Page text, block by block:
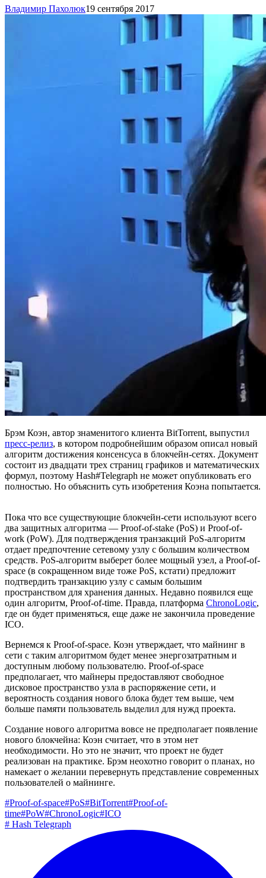
Владимир Пахолюк19 сентября 2017
Брэм Коэн, автор знаменитого клиента BitTorrent, выпустил
пресс-релиз, в котором подробнейшим образом описал новый
алгоритм достижения консенсуса в блокчейн-сетях. Документ
состоит из двадцати трех страниц графиков и математических
формул, поэтому Hash#Telegraph не может опубликовать его
полностью. Но объяснить суть изобретения Коэна попытается.
Пока что все существующие блокчейн-сети используют всего
два защитных алгоритма — Proof-of-stake (PoS) и Proof-of-
work (PoW). Для подтверждения транзакций PoS-алгоритм
отдает предпочтение сетевому узлу с большим количеством
средств. PoS-алгоритм выберет более мощный узел, а Proof-of-
space (в сокращенном виде тоже PoS, кстати) предложит
подтвердить транзакцию узлу с самым большим
пространством для хранения данных. Недавно появился еще
один алгоритм, Proof-of-time. Правда, платформа ChronoLogic,
где он будет применяться, еще даже не закончила проведение
ICO.
Вернемся к Proof-of-space. Коэн утверждает, что майнинг в
сети с таким алгоритмом будет менее энергозатратным и
доступным любому пользователю. Proof-of-space
предполагает, что майнеры предоставляют свободное
дисковое пространство узла в распоряжение сети, и
вероятность создания нового блока будет тем выше, чем
больше памяти пользователь выделил для нужд проекта.
Создание нового алгоритма вовсе не предполагает появление
нового блокчейна: Коэн считает, что в этом нет
необходимости. Но это не значит, что проект не будет
реализован на практике. Брэм неохотно говорит о планах, но
намекает о желании перевернуть представление современных
пользователей о майнинге.
#Proof-of-space#PoS#BitTorrent#Proof-of-
time#PoW#ChronoLogic#ICO
# Hash Telegraph